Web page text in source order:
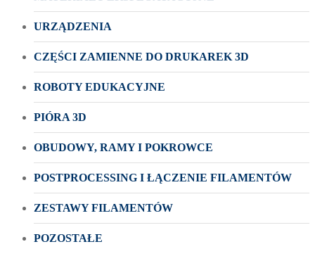
URZĄDZENIA
CZĘŚCI ZAMIENNE DO DRUKAREK 3D
ROBOTY EDUKACYJNE
PIÓRA 3D
OBUDOWY, RAMY I POKROWCE
POSTPROCESSING I ŁĄCZENIE FILAMENTÓW
ZESTAWY FILAMENTÓW
POZOSTAŁE